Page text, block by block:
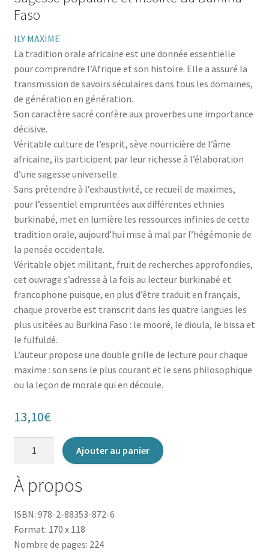
Médecine douces
enfant
Famille
menu
enfant
Collections
Ouvrir
le
enfant
Faso
ILY MAXIME
La tradition orale africaine est une donnée essentielle
pour comprendre l’Afrique et son histoire. Elle a assuré la
transmission de savoirs séculaires dans tous les domaines,
de génération en génération.
Son caractère sacré confère aux proverbes une importance
décisive.
Véritable culture de l’esprit, sève nourricière de l’âme
africaine, ils participent par leur richesse à l’élaboration
d’une sagesse universelle.
Sans prétendre à l’exhaustivité, ce recueil de maximes,
pour l’essentiel empruntées aux différentes ethnies
burkinabé, met en lumière les ressources infinies de cette
tradition orale, aujourd’hui mise à mal par l’hégémonie de
la pensée occidentale.
Véritable objet militant, fruit de recherches approfondies,
cet ouvrage s’adresse à la fois au lecteur burkinabé et
francophone puisque, en plus d’être traduit en français,
chaque proverbe est transcrit dans les quatre langues les
plus usitées au Burkina Faso : le mooré, le dioula, le bissa et
le fulfuldé.
L’auteur propose une double grille de lecture pour chaque
maxime : son sens le plus courant et le sens philosophique
ou la leçon de morale qui en découle.
13,10€
Maximes
africaines
Ajouter au panier
À propos
ISBN: 978-2-88353-872-6
Format: 170 x 118
Nombre de pages: 224